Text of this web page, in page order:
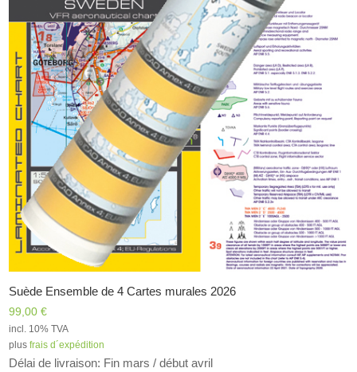
Suède Ensemble de 4 Cartes murales 2026
99,00€
incl. 10% TVA
plusfrais d´expédition
Délai de livraison: Fin mars / début avril